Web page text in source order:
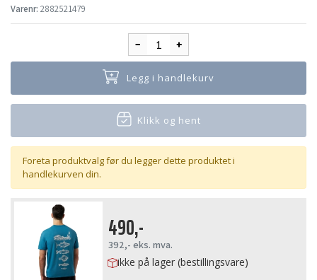
Varenr: 2882521479
Legg i handlekurv
Klikk og hent
Foreta produktvalg før du legger dette produktet i
handlekurven din.
490,-
392,- eks. mva.
ikke på lager (bestillingsvare)